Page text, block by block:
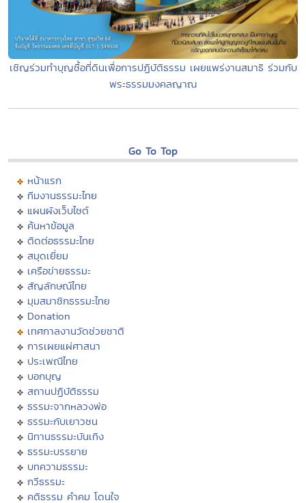
เชิญร่วมทำบุญซื้อที่ดินเพื่อการปฏิบัติธรรม เผยแพร่งานสมาธิ ร่วมกับ
พระธรรมมงคลญาณ
Go To Top
หน้าแรก
ทีมงานธรรมะไทย
แผนผังเว็บไซต์
ค้นหาข้อมูล
ติดต่อธรรมะไทย
สมุดเยี่ยม
เครือข่ายธรรมะ
สัญลักษณ์ไทย
มุมสมาชิกธรรมะไทย
Donation
เทศกาลงานวัดช่วยชาติ
การเผยแผ่ศาสนา
ประเพณีไทย
บอกบุญ
สถานปฏิบัติธรรม
ธรรมะจากหลวงพ่อ
ธรรมะกับเยาวชน
นิทานธรรมะบันเทิง
ธรรมะบรรยาย
บทความธรรมะ
กวีธรรมะ
คติธรรม คำคม โดนใจ